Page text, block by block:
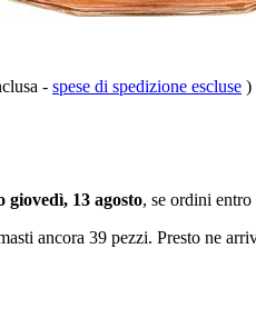
- spese di spedizione escluse )
giovedì, 13 agosto, se ordini entro
ancora 39 pezzi. Presto ne